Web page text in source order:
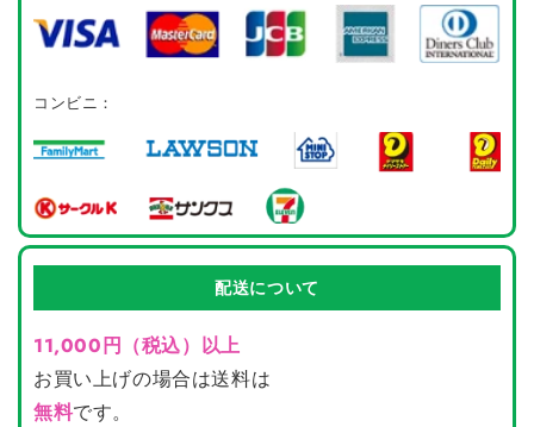
コンビニ：
配送について
11,000円（税込）以上
お買い上げの場合は送料は
無料です。